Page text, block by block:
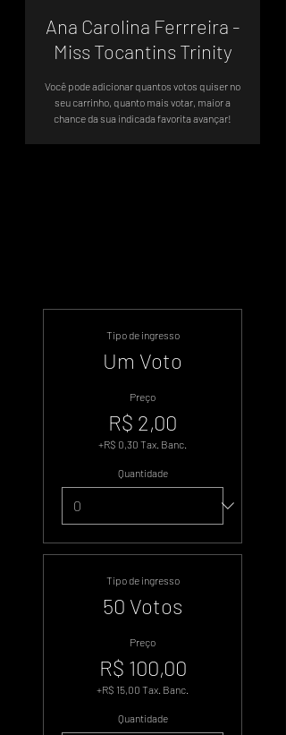
Ana Carolina Ferrreira -
Miss Tocantins Trinity
Você pode adicionar quantos votos quiser no
seu carrinho, quanto mais votar, maior a
Tipo de ingresso
Um Voto
Preço
R$ 2,00
+R$ 0,30 Tax. Banc.
Quantidade
Tipo de ingresso
50 Votos
Preço
R$ 100,00
+R$ 15,00 Tax. Banc.
Quantidade